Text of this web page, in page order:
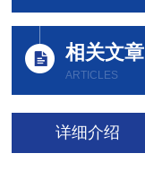
相关文章
ARTICLES
详细介绍